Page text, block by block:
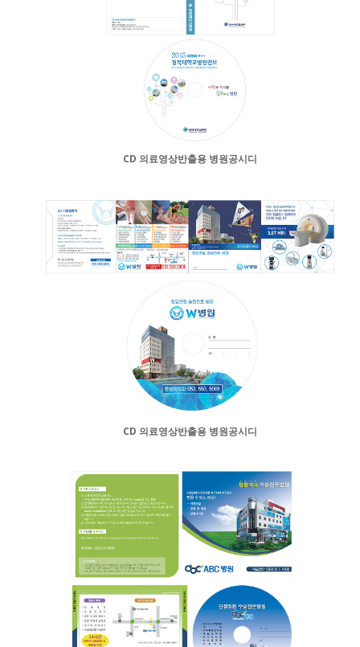
CD 의료영상반출용 병원공시디
CD 의료영상반출용 병원공시디